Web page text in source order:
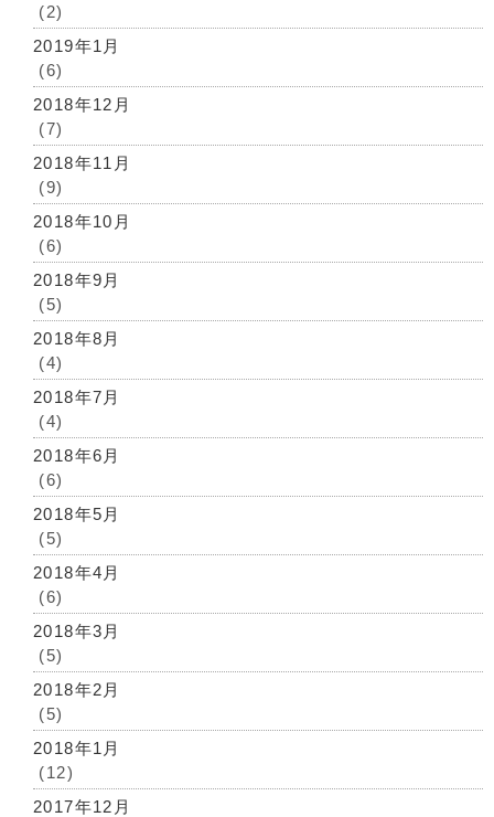
(2)
2019年1月
(6)
2018年12月
(7)
2018年11月
(9)
2018年10月
(6)
2018年9月
(5)
2018年8月
(4)
2018年7月
(4)
2018年6月
(6)
2018年5月
(5)
2018年4月
(6)
2018年3月
(5)
2018年2月
(5)
2018年1月
(12)
2017年12月